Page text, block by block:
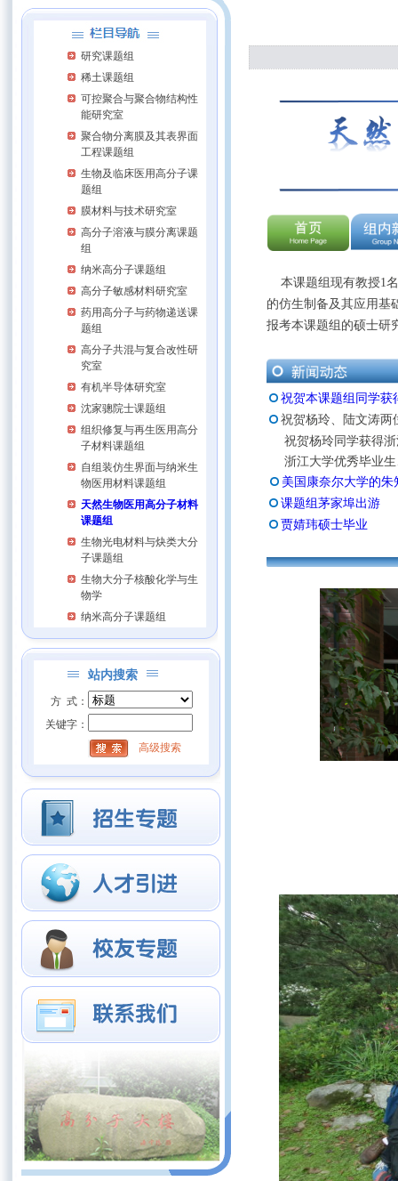
研究课题组
稀土课题组
可控聚合与聚合物结构性
能研究室
聚合物分离膜及其表界面
工程课题组
生物及临床医用高分子课
题组
膜材料与技术研究室
高分子溶液与膜分离课题
组
纳米高分子课题组
高分子敏感材料研究室
药用高分子与药物递送课
题组
高分子共混与复合改性研
究室
有机半导体研究室
沈家骢院士课题组
组织修复与再生医用高分
子材料课题组
自组装仿生界面与纳米生
物医用材料课题组
天然生物医用高分子材料
课题组
生物光电材料与炔类大分
子课题组
生物大分子核酸化学与生
物学
纳米高分子课题组
站内搜索
方 式：
关键字：
高级搜索
本课题组现有教授1
的仿生制备及其应用基
报考本课题组的硕士研
祝贺本课题组同学
祝贺杨玲、陆文涛两
祝贺杨玲同学获得浙
浙江大学优秀毕业生
美国康奈尔大学的朱
课题组茅家埠出游
贾婧玮硕士毕业